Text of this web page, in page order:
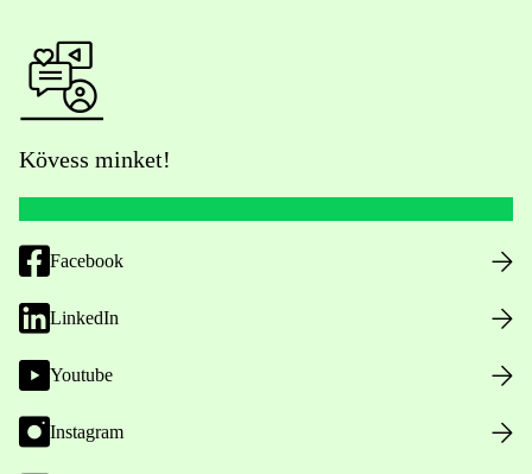
Kövess minket!
Facebook
LinkedIn
Youtube
Instagram